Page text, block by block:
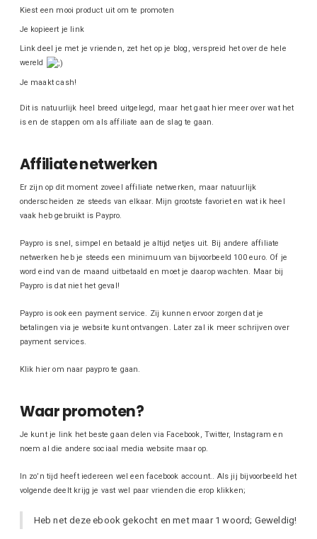
Kiest een mooi product uit om te promoten
Je kopieert je link
Link deel je met je vrienden, zet het op je blog, verspreid het over de hele
wereld
Je maakt cash!
Dit is natuurlijk heel breed uitgelegd, maar het gaat hier meer over wat het
is en de stappen om als affiliate aan de slag te gaan.
Affiliate netwerken
Er zijn op dit moment zoveel affiliate netwerken, maar natuurlijk
onderscheiden ze steeds van elkaar. Mijn grootste favoriet en wat ik heel
vaak heb gebruikt is Paypro.
Paypro is snel, simpel en betaald je altijd netjes uit. Bij andere affiliate
netwerken heb je steeds een minimuum van bijvoorbeeld 100 euro. Of je
word eind van de maand uitbetaald en moet je daarop wachten. Maar bij
Paypro is dat niet het geval!
Paypro is ook een payment service. Zij kunnen ervoor zorgen dat je
betalingen via je website kunt ontvangen. Later zal ik meer schrijven over
payment services.
Klik hier om naar paypro te gaan.
Waar promoten?
Je kunt je link het beste gaan delen via Facebook, Twitter, Instagram en
noem al die andere sociaal media website maar op.
In zo’n tijd heeft iedereen wel een facebook account.. Als jij bijvoorbeeld het
volgende deelt krijg je vast wel paar vrienden die erop klikken;
Heb net deze ebook gekocht en met maar 1 woord; Geweldig!